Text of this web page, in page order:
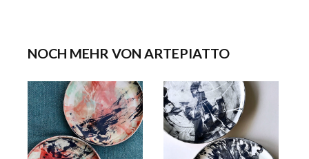
NOCH MEHR VON ARTEPIATTO